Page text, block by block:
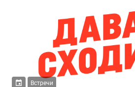
Встречи